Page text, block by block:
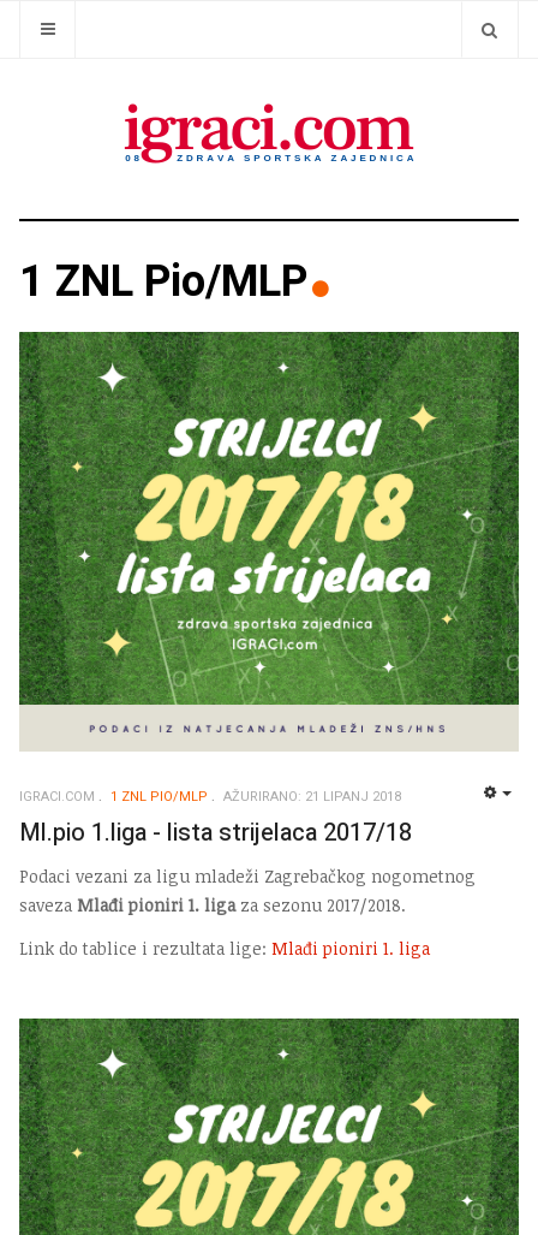
1 ZNL Pio/MLP
IGRACI.COM 1 ZNL PIO/MLP AŽURIRANO: 21 LIPANJ 2018
Ml.pio 1.liga - lista strijelaca 2017/18
Podaci vezani za ligu mladeži Zagrebačkog nogometnog
saveza Mlađi pioniri 1. ligaza sezonu 2017/2018.
Link do tablice i rezultata lige: Mlađi pioniri 1. liga